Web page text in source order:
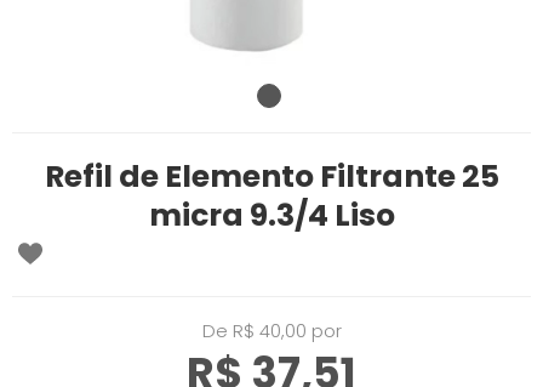
Refil de Elemento Filtrante 25
micra 9.3/4 Liso
De R$ 40,00 por
R$ 37,51